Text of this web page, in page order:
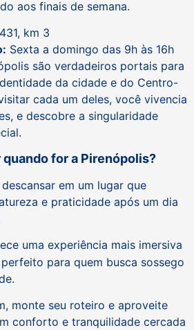
aos finais de semana.
km 3
Sexta a domingo das 9h às 16h
são verdadeiros portais para
da cidade e do Centro-
cada um deles, você vivencia
e descobre a singularidade
for a Pirenópolis?
em um lugar que
e praticidade após um dia
uma experiência mais imersiva
para quem busca sossego
monte seu roteiro e aproveite
conforto e tranquilidade cercada